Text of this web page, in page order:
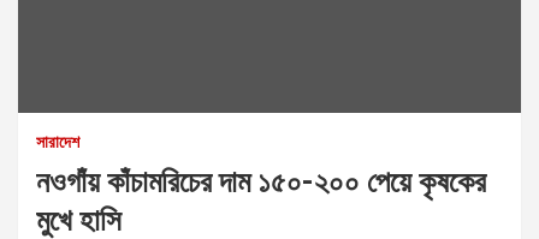
সারাদেশ
নওগাঁয় কাঁচামরিচের দাম ১৫০-২০০ পেয়ে কৃষকের
মুখে হাসি